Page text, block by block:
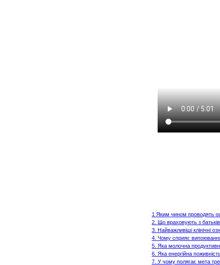
1 Яким чином проводять
2. Що враховують з
3. Найважливіші клінічні
4. Чому сприяє
5. Яка молочна
6. Яка енергійна
7. У чому полягає мета